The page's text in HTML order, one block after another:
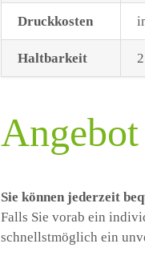
Druckkosten
Haltbarkeit
Sie können jederzeit
Falls Sie vorab ein
schnellstmöglich ein